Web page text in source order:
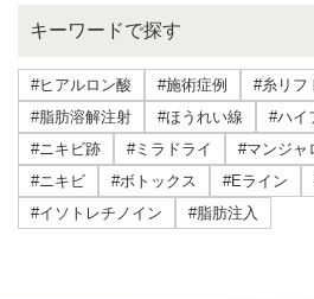
キーワードで探す
#ヒアルロン酸 #施術症例 #糸リフ
#脂肪溶解注射
#ほうれい線 #ハイ
#ニキビ跡
#ミラドライ #マンジャ
#ニキビ
#ボトックス #Eライン
#イソトレチノイン
#脂肪注入